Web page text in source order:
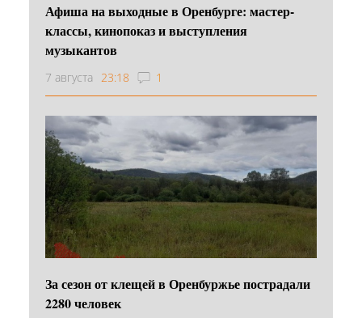
Афиша на выходные в Оренбурге: мастер-
классы, кинопоказ и выступления
музыкантов
7 августа 23:18 1
За сезон от клещей в Оренбуржье пострадали
2280 человек